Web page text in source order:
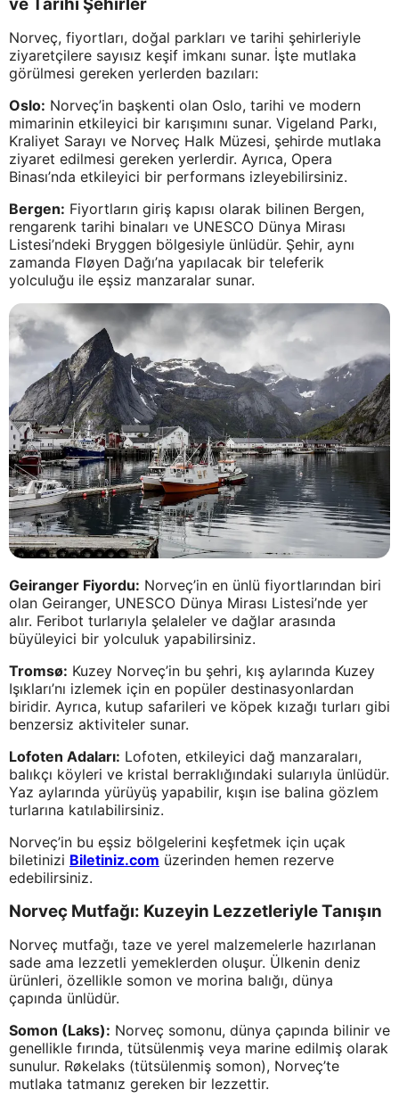
ve Tarihi Şehirler
Norveç, fiyortları, doğal parkları ve tarihi şehirleriyle
ziyaretçilere sayısız keşif imkanı sunar. İşte mutlaka
görülmesi gereken yerlerden bazıları:
Oslo: Norveç’in başkenti olan Oslo, tarihi ve modern
mimarinin etkileyici bir karışımını sunar. Vigeland Parkı,
Kraliyet Sarayı ve Norveç Halk Müzesi, şehirde mutlaka
ziyaret edilmesi gereken yerlerdir. Ayrıca, Opera
Binası’nda etkileyici bir performans izleyebilirsiniz.
Bergen: Fiyortların giriş kapısı olarak bilinen Bergen,
rengarenk tarihi binaları ve UNESCO Dünya Mirası
Listesi’ndeki Bryggen bölgesiyle ünlüdür. Şehir, aynı
zamanda Fløyen Dağı’na yapılacak bir teleferik
yolculuğu ile eşsiz manzaralar sunar.
Geiranger Fiyordu: Norveç’in en ünlü fiyortlarından biri
olan Geiranger, UNESCO Dünya Mirası Listesi’nde yer
alır. Feribot turlarıyla şelaleler ve dağlar arasında
büyüleyici bir yolculuk yapabilirsiniz.
Tromsø: Kuzey Norveç’in bu şehri, kış aylarında Kuzey
Işıkları’nı izlemek için en popüler destinasyonlardan
biridir. Ayrıca, kutup safarileri ve köpek kızağı turları gibi
benzersiz aktiviteler sunar.
Lofoten Adaları: Lofoten, etkileyici dağ manzaraları,
balıkçı köyleri ve kristal berraklığındaki sularıyla ünlüdür.
Yaz aylarında yürüyüş yapabilir, kışın ise balina gözlem
turlarına katılabilirsiniz.
Norveç’in bu eşsiz bölgelerini keşfetmek için uçak
biletinizi Biletiniz.com üzerinden hemen rezerve
edebilirsiniz.
Norveç Mutfağı: Kuzeyin Lezzetleriyle Tanışın
Norveç mutfağı, taze ve yerel malzemelerle hazırlanan
sade ama lezzetli yemeklerden oluşur. Ülkenin deniz
ürünleri, özellikle somon ve morina balığı, dünya
çapında ünlüdür.
Somon (Laks): Norveç somonu, dünya çapında bilinir ve
genellikle fırında, tütsülenmiş veya marine edilmiş olarak
sunulur. Røkelaks (tütsülenmiş somon), Norveç’te
mutlaka tatmanız gereken bir lezzettir.